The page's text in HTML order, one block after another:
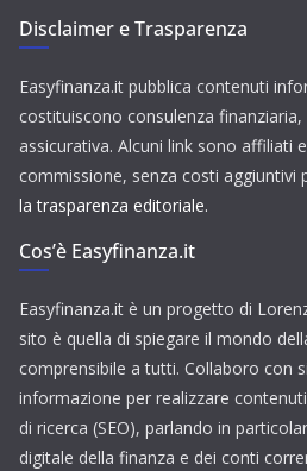
Disclaimer e Trasparenza
Easyfinanza.it pubblica contenuti
costituiscono consulenza
assicurativa. Alcuni link sono affiliati
commissione, senza costi aggiuntivi
la trasparenza editoriale.
Cos’è Easyfinanza.it
Easyfinanza.it è un progetto di
sito è quella di spiegare il mondo
comprensibile a tutti. Collaboro con
informazione per realizzare
di ricerca (SEO), parlando in
digitale della finanza e dei conti